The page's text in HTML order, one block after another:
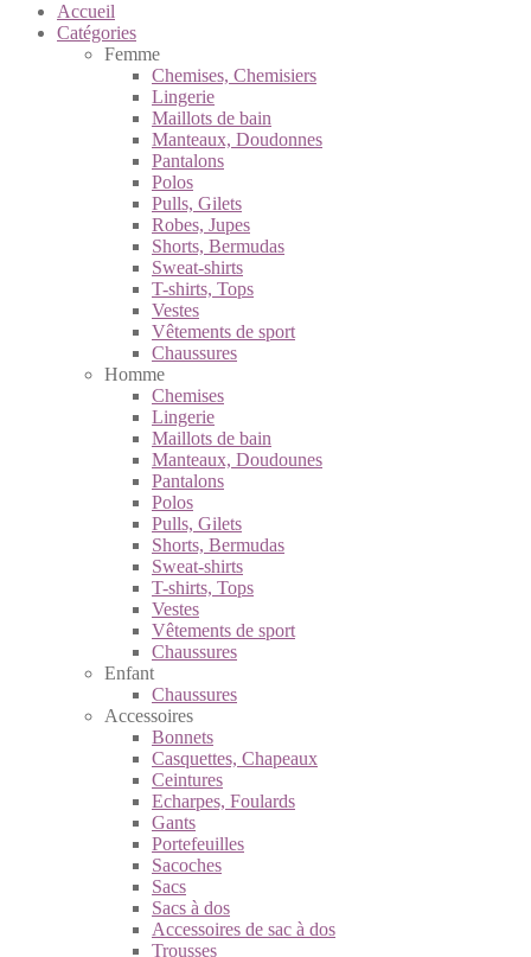
Accueil
Catégories
Femme
Chemises, Chemisiers
Lingerie
Maillots de bain
Manteaux, Doudonnes
Pantalons
Polos
Pulls, Gilets
Robes, Jupes
Shorts, Bermudas
Sweat-shirts
T-shirts, Tops
Vestes
Vêtements de sport
Chaussures
Homme
Chemises
Lingerie
Maillots de bain
Manteaux, Doudounes
Pantalons
Polos
Pulls, Gilets
Shorts, Bermudas
Sweat-shirts
T-shirts, Tops
Vestes
Vêtements de sport
Chaussures
Enfant
Chaussures
Accessoires
Bonnets
Casquettes, Chapeaux
Ceintures
Echarpes, Foulards
Gants
Portefeuilles
Sacoches
Sacs
Sacs à dos
Accessoires de sac à dos
Trousses